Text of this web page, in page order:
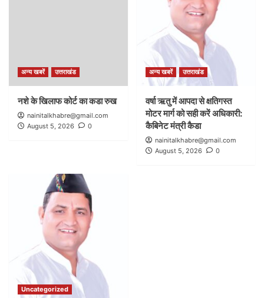
अन्य खबरें उत्तराखंड
नशे के खिलाफ कोर्ट का कडा रुख
nainitalkhabre@gmail.com
August 5, 2026
0
अन्य खबरें उत्तराखंड
वर्षा ऋतु में आपदा से क्षतिगस्त
मोटर मार्ग को सही करें अधिकारी:
कैबिनेट मंत्री कैडा
nainitalkhabre@gmail.com
August 5, 2026
0
Uncategorized